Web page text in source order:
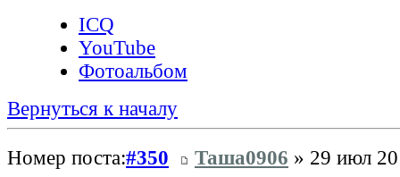
ICQ
YouTube
Фотоальбом
Вернуться к началу
Номер поста:#350 Таша0906 » 29 июл